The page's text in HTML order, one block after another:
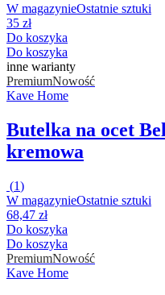
W magazynieOstatnie sztuki
35 zł
Do koszyka
Do koszyka
inne warianty
PremiumNowość
Kave Home
Butelka na ocet
kremowa
(1)
W magazynieOstatnie sztuki
68,47 zł
Do koszyka
Do koszyka
PremiumNowość
Kave Home